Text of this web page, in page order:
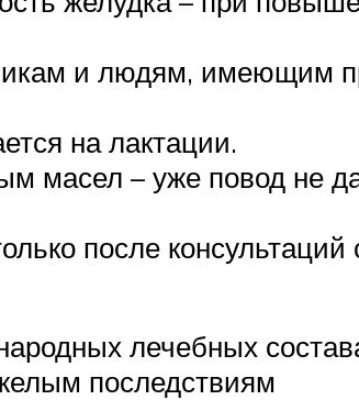
и людям, имеющим
на лактации.
масел – уже повод не
после
лечебных
последствиям